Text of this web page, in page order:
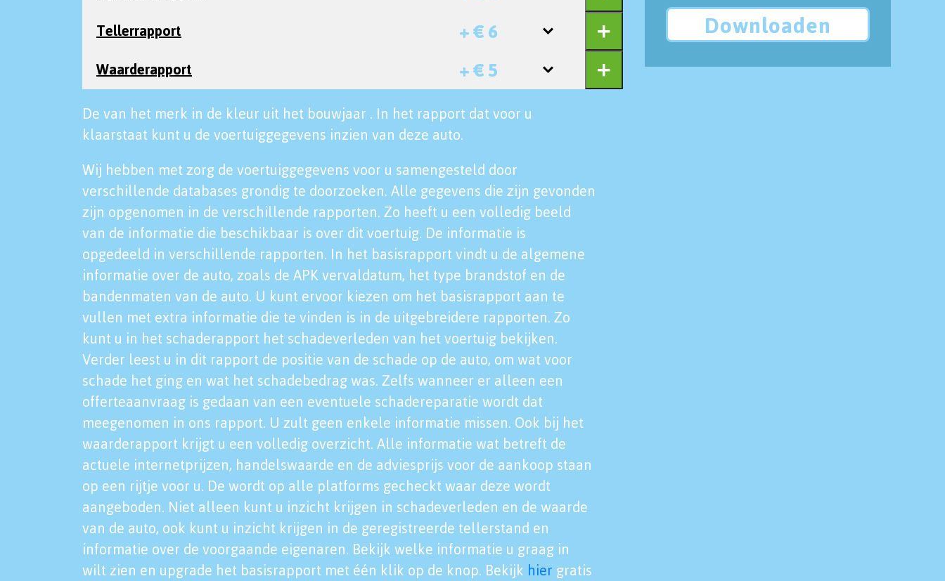
Tellerrapport + € 6
Waarderapport + € 5
De van het merk in de kleur uit het bouwjaar . In het rapport dat voor u
klaarstaat kunt u de voertuiggegevens inzien van deze auto.
Wij hebben met zorg de voertuiggegevens voor u samengesteld door
verschillende databases grondig te doorzoeken. Alle gegevens die zijn gevonden
zijn opgenomen in de verschillende rapporten. Zo heeft u een volledig beeld
van de informatie die beschikbaar is over dit voertuig. De informatie is
opgedeeld in verschillende rapporten. In het basisrapport vindt u de algemene
informatie over de auto, zoals de APK vervaldatum, het type brandstof en de
bandenmaten van de auto. U kunt ervoor kiezen om het basisrapport aan te
vullen met extra informatie die te vinden is in de uitgebreidere rapporten. Zo
kunt u in het schaderapport het schadeverleden van het voertuig bekijken.
Verder leest u in dit rapport de positie van de schade op de auto, om wat voor
schade het ging en wat het schadebedrag was. Zelfs wanneer er alleen een
offerteaanvraag is gedaan van een eventuele schadereparatie wordt dat
meegenomen in ons rapport. U zult geen enkele informatie missen. Ook bij het
waarderapport krijgt u een volledig overzicht. Alle informatie wat betreft de
actuele internetprijzen, handelswaarde en de adviesprijs voor de aankoop staan
op een rijtje voor u. De wordt op alle platforms gecheckt waar deze wordt
aangeboden. Niet alleen kunt u inzicht krijgen in schadeverleden en de waarde
van de auto, ook kunt u inzicht krijgen in de geregistreerde tellerstand en
informatie over de voorgaande eigenaren. Bekijk welke informatie u graag in
wilt zien en upgrade het basisrapport met één klik op de knop. Bekijk hier gratis
Downloaden